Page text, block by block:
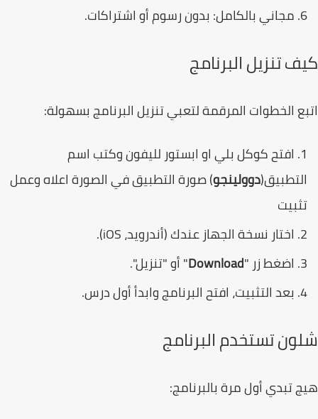
مجاني بالكامل:بدون رسوم أو اشتراكات.
تنزيل البرنامج
الخطوات المرقمة لتعبي تنزيل البرنامج بسهولة:
افتح كوكل بلي او ابستور لليفون وكتب اسم
دوولينجو) صورة التطبيق في الصورة اعلاه وعمل
اختار نسخة الجهاز عندك (أندرويد، iOS).
اضغط زر "Download" أو "تنزيل".
بعد التثبيت، افتح البرنامج وابدأ أول درس.
تستخدم البرنامج
تبدي أول مرة بالبرنامج: